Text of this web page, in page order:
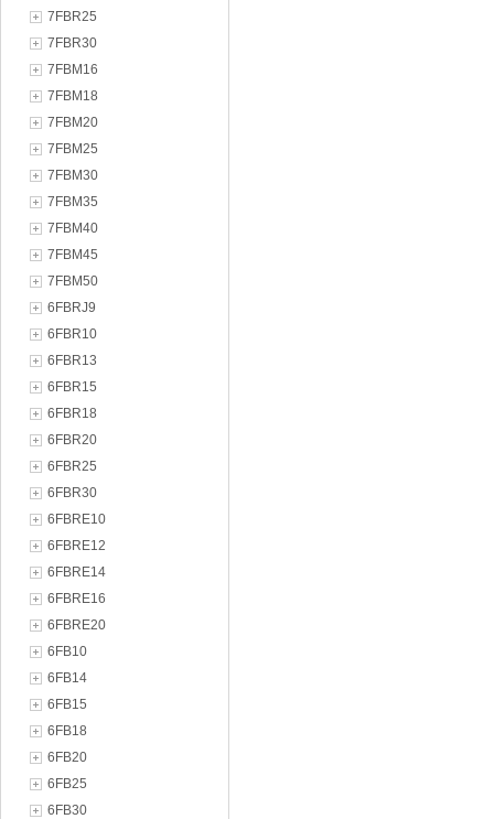
7FBR25
7FBR30
7FBM16
7FBM18
7FBM20
7FBM25
7FBM30
7FBM35
7FBM40
7FBM45
7FBM50
6FBRJ9
6FBR10
6FBR13
6FBR15
6FBR18
6FBR20
6FBR25
6FBR30
6FBRE10
6FBRE12
6FBRE14
6FBRE16
6FBRE20
6FB10
6FB14
6FB15
6FB18
6FB20
6FB25
6FB30